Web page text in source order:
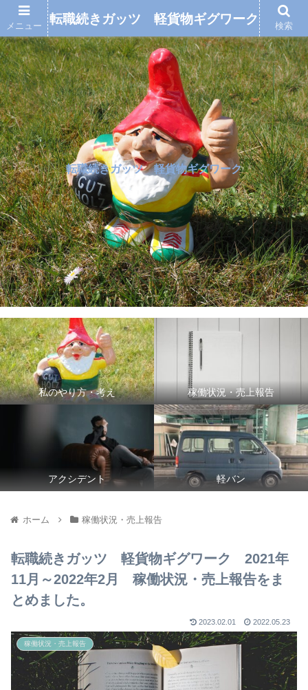
転職続きガッツ 軽貨物ギグワーク
私のやり方・考え 稼働状況・売上報告
アクシデント 軽バン
ホーム 稼働状況・売上報告
転職続きガッツ 軽貨物ギグワーク 2021年
11月～2022年2月 稼働状況・売上報告をま
とめました。
2023.02.01 2022.05.23
稼働状況・売上報告
メニュー 転職続きガッツ 軽貨物ギグワーク 検索